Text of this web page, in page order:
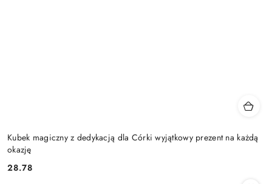
Kubek magiczny z dedykacją dla Córki wyjątkowy prezent na każdą
okazję
Cena:
28.78